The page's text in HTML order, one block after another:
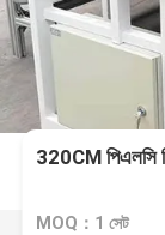
320CM পিএলসি
MOQ：1 সেট